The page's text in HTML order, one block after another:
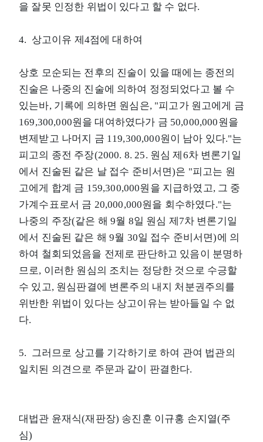
을 잘못 인정한 위법이 있다고 할 수 없다.
4. 상고이유 제4점에 대하여
상호 모순되는 전후의 진술이 있을 때에는 종전의
진술은 나중의 진술에 의하여 정정되었다고 볼 수
있는바, 기록에 의하면 원심은, "피고가 원고에게 금
169,300,000원을 대여하였다가 금 50,000,000원을
변제받고 나머지 금 119,300,000원이 남아 있다."는
피고의 종전 주장(2000. 8. 25. 원심 제6차 변론기일
에서 진술된 같은 날 접수 준비서면)은 "피고는 원
고에게 합계 금 159,300,000원을 지급하였고, 그 중
가계수표로서 금 20,000,000원을 회수하였다."는
나중의 주장(같은 해 9월 8일 원심 제7차 변론기일
에서 진술된 같은 해 9월 30일 접수 준비서면)에 의
하여 철회되었음을 전제로 판단하고 있음이 분명하
므로, 이러한 원심의 조치는 정당한 것으로 수긍할
수 있고, 원심판결에 변론주의 내지 처분권주의를
위반한 위법이 있다는 상고이유는 받아들일 수 없
다.
5. 그러므로 상고를 기각하기로 하여 관여 법관의
일치된 의견으로 주문과 같이 판결한다.
대법관 윤재식(재판장) 송진훈 이규홍 손지열(주
심)